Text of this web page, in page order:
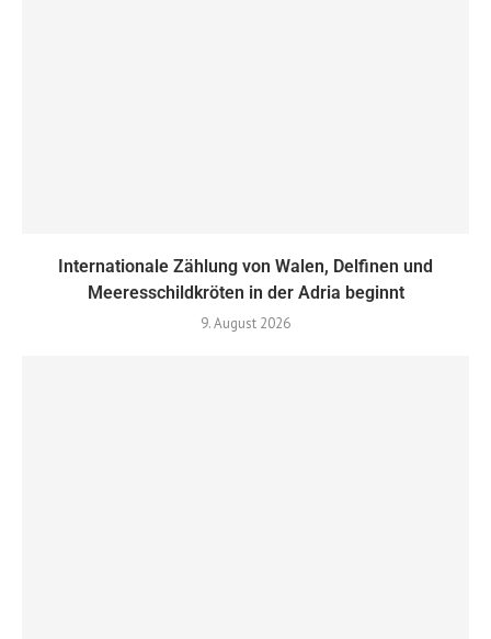
Internationale Zählung von Walen, Delfinen und
Meeresschildkröten in der Adria beginnt
9. August 2026